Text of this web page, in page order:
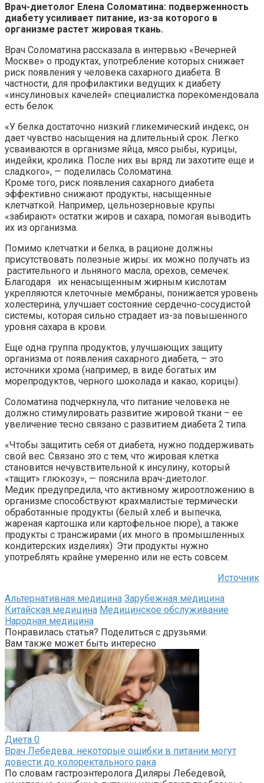
Врач-диетолог Елена Соломатина: подверженность
диабету усиливает питание, из-за которого в
организме растет жировая ткань.
Врач Соломатина рассказала в интервью «Вечерней
Москве» о продуктах, употребление которых снижает
риск появления у человека сахарного диабета. В
частности, для профилактики ведущих к диабету
«инсулиновых качелей» специалистка порекомендовала
есть белок.
«У белка достаточно низкий гликемический индекс, он
дает чувство насыщения на длительный срок. Легко
усваиваются в организме яйца, мясо рыбы, курицы,
индейки, кролика. После них вы вряд ли захотите еще и
сладкого», — поделилась Соломатина.
Кроме того, риск появления сахарного диабета
эффективно снижают продукты, насыщенные
клетчаткой. Например, цельнозерновые крупы
«забирают» остатки жиров и сахара, помогая выводить
их из организма.
Помимо клетчатки и белка, в рационе должны
присутствовать полезные жиры: их можно получать из
растительного и льняного масла, орехов, семечек.
Благодаря их ненасыщенным жирным кислотам
укрепляются клеточные мембраны, понижается уровень
холестерина, улучшает состояние сердечно-сосудистой
системы, которая сильно страдает из-за повышенного
уровня сахара в крови.
Еще одна группа продуктов, улучшающих защиту
организма от появления сахарного диабета, – это
источники хрома (например, в виде богатых им
морепродуктов, черного шоколада и какао, корицы).
Соломатина подчеркнула, что питание человека не
должно стимулировать развитие жировой ткани – ее
увеличение тесно связано с развитием диабета 2 типа.
«Чтобы защитить себя от диабета, нужно поддерживать
свой вес. Связано это с тем, что жировая клетка
становится нечувствительной к инсулину, который
«тащит» глюкозу», — пояснила врач-диетолог.
Медик предупредила, что активному жироотложению в
организме способствуют крахмалистые термически
обработанные продукты (белый хлеб и выпечка,
жареная картошка или картофельное пюре), а также
продукты с трансжирами (их много в промышленных
кондитерских изделиях). Эти продукты нужно
употреблять крайне умеренно или не есть совсем.
Источник
Альтернативная медицина Зарубежная медицина
Китайская медицина Медицинское обслуживание
Народная медицина
Понравилась статья? Поделиться с друзьями:
Вам также может быть интересно
Диета 0
Врач Лебедева: некоторые ошибки в питании могут
довести до колоректального рака
По словам гастроэнтеролога Диляры Лебедевой,